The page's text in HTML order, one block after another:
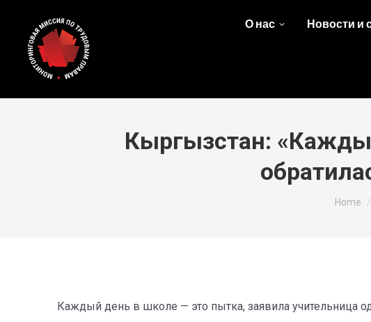
О нас Новости и
Кыргызстан:
You are
Home
Каждый день в школе — это пытка, заявила учительница